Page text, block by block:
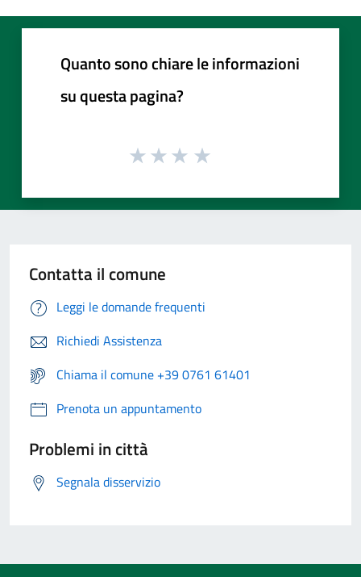
Quanto sono chiare le informazioni
su questa pagina?
Contatta il comune
Leggi le domande frequenti
Richiedi Assistenza
Chiama il comune +39 0761 61401
Prenota un appuntamento
Problemi in città
Segnala disservizio